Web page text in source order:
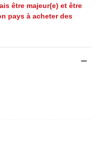
être majeur(e) et être
pays à acheter des